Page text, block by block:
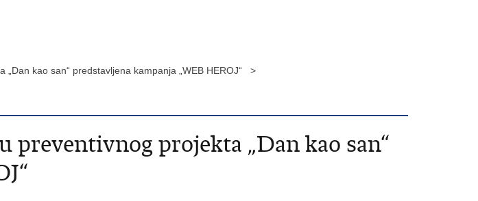
kao san“ predstavljena kampanja „WEB HEROJ“ >
projekta „Dan kao san“